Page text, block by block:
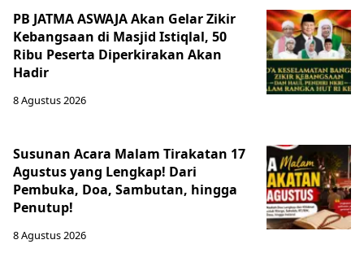
PB JATMA ASWAJA Akan Gelar Zikir
Kebangsaan di Masjid Istiqlal, 50
Ribu Peserta Diperkirakan Akan
Hadir
8 Agustus 2026
Susunan Acara Malam Tirakatan 17
Agustus yang Lengkap! Dari
Pembuka, Doa, Sambutan, hingga
Penutup!
8 Agustus 2026